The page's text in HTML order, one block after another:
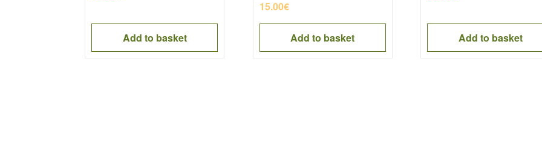
Add to basket
15.00€
Add to basket Add to basket